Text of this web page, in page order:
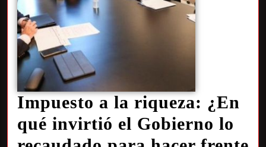
Impuesto a la riqueza: ¿En
qué invirtió el Gobierno lo